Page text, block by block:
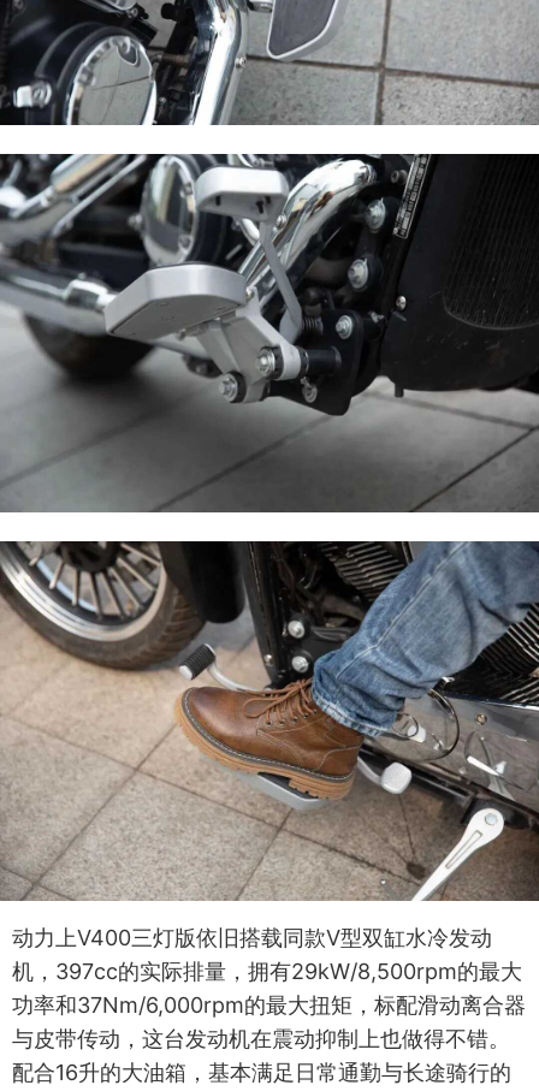
动力上V400三灯版依旧搭载同款V型双缸水冷发动
机，397cc的实际排量，拥有29kW/8,500rpm的最大
功率和37Nm/6,000rpm的最大扭矩，标配滑动离合器
与皮带传动，这台发动机在震动抑制上也做得不错。
配合16升的大油箱，基本满足日常通勤与长途骑行的